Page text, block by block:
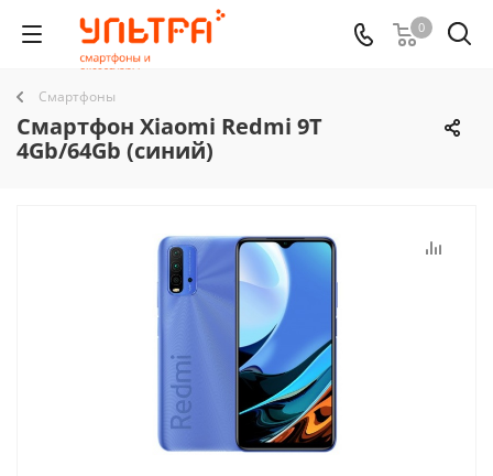
0
Смартфоны
Смартфон Xiaomi Redmi 9T
4Gb/64Gb (синий)